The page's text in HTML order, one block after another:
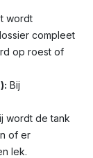
wordt
compleet
op roest of
Bij
wordt de tank
of er
lek.